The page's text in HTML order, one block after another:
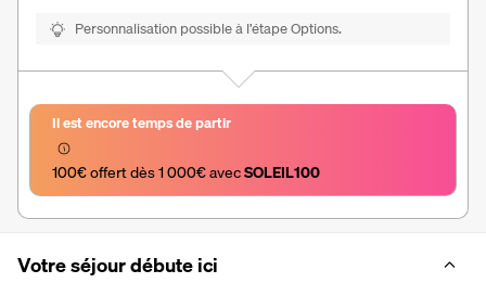
Personnalisation possible à l’étape Options.
Il est encore temps de partir
100€ offert dès 1 000€ avec SOLEIL100
Votre séjour débute ici